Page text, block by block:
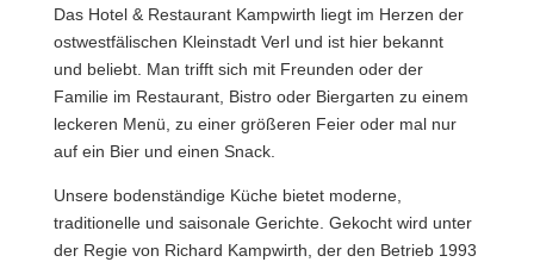
Das Hotel & Restaurant Kampwirth liegt im Herzen der
ostwestfälischen Kleinstadt Verl und ist hier bekannt
und beliebt. Man trifft sich mit Freunden oder der
Familie im Restaurant, Bistro oder Biergarten zu einem
leckeren Menü, zu einer größeren Feier oder mal nur
auf ein Bier und einen Snack.
Unsere bodenständige Küche bietet moderne,
traditionelle und saisonale Gerichte. Gekocht wird unter
der Regie von Richard Kampwirth, der den Betrieb 1993